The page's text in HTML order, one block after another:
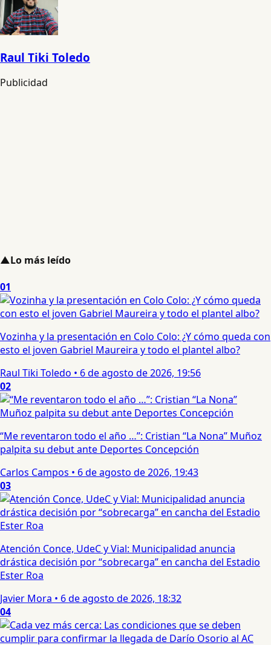
Raul Tiki Toledo
Publicidad
▲Lo más leído
01
Vozinha y la presentación en Colo Colo: ¿Y cómo queda con
esto el joven Gabriel Maureira y todo el plantel albo?
Raul Tiki Toledo • 6 de agosto de 2026, 19:56
02
“Me reventaron todo el año …”: Cristian “La Nona” Muñoz
palpita su debut ante Deportes Concepción
Carlos Campos • 6 de agosto de 2026, 19:43
03
Atención Conce, UdeC y Vial: Municipalidad anuncia
drástica decisión por “sobrecarga” en cancha del Estadio
Ester Roa
Javier Mora • 6 de agosto de 2026, 18:32
04